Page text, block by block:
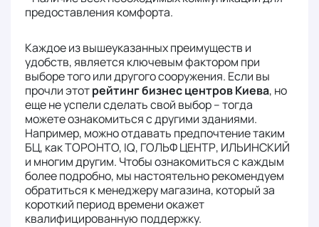
предоставления комфорта.
Каждое из вышеуказанных преимуществ и
удобств, является ключевым фактором при
выборе того или другого сооружения. Если вы
прочли этотрейтинг бизнес центров Киева, но
еще не успели сделать свой выбор – тогда
можете ознакомиться с другими зданиями.
Например, можно отдавать предпочтение таким
БЦ, как ТОРОНТО, IQ, ГОЛЬФ ЦЕНТР, ИЛЬИНСКИЙ
и многим другим. Чтобы ознакомиться с каждым
более подробно, мы настоятельно рекомендуем
обратиться к менеджеру магазина, который за
короткий период времени окажет
квалифицированную поддержку.